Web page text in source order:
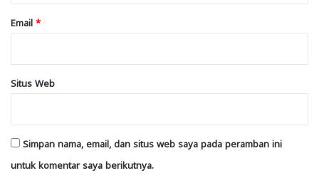
Email *
Situs Web
Simpan nama, email, dan situs web saya pada peramban ini
untuk komentar saya berikutnya.